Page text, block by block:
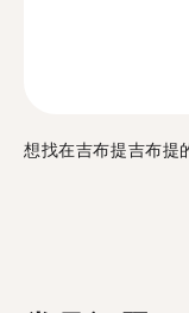
想找在吉布提吉布提